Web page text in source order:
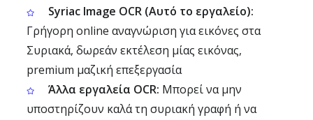
Syriac Image OCR (Αυτό το εργαλείο):
Γρήγορη online αναγνώριση για εικόνες στα
Συριακά, δωρεάν εκτέλεση μίας εικόνας,
premium μαζική επεξεργασία
Άλλα εργαλεία OCR: Μπορεί να μην
υποστηρίζουν καλά τη συριακή γραφή ή να